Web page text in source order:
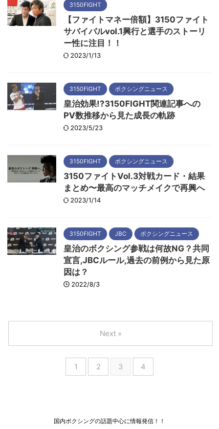
3150FIGHT
【ファイトマネー倍額】3150ファイト
サバイバルvol.1興行と選手のストーリ
ー性に注目！！
2023/1/13
3150FIGHT ボクシングニュース
皇治効果!?3150FIGHT関連記事への
PV数推移から見た成長の軌跡
2023/5/23
3150FIGHT ボクシングニュース
3150ファイトVol.3対戦カード・結果
まとめ〜最高のマッチメイクで再興へ
2023/1/14
3150FIGHT JBC ボクシングニュース
皇治のボクシング参戦は何故NG？共同
宣言,JBCルール,過去の前例から見た原
因は？
2022/8/3
1 2 3 4
Next »
国内ボクシングの話題中心に情報発信！！